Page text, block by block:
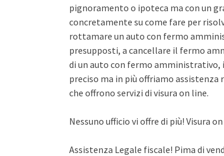
pignoramento o ipoteca ma con un
concretamente su come fare per
rottamare un auto con fermo
presupposti, a cancellare il fermo
di un auto con fermo amministrativo,
preciso ma in più offriamo assistenza
che offrono servizi di visura on line.
Nessuno ufficio vi offre di più! Visura
Assistenza Legale fiscale! Pima di